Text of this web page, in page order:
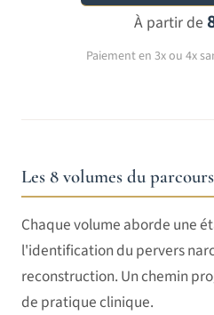
À partir de
Paiement en 3x ou 4x
Les 8 volumes du parcours
Chaque volume aborde une
l'identification du pervers
reconstruction. Un chemin
de pratique clinique.